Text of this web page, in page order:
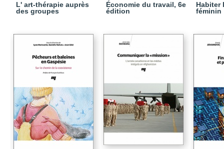
L' art-thérapie auprès
des groupes
Économie du travail, 6e
édition
Habiter
féminin